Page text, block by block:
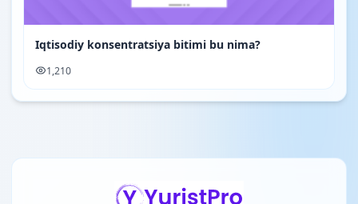
Iqtisodiy konsentratsiya bitimi bu nima?
1,210